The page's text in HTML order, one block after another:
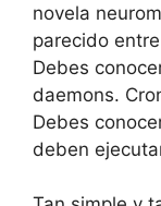
novela
parecido
Debes
daemons.
Debes
deben